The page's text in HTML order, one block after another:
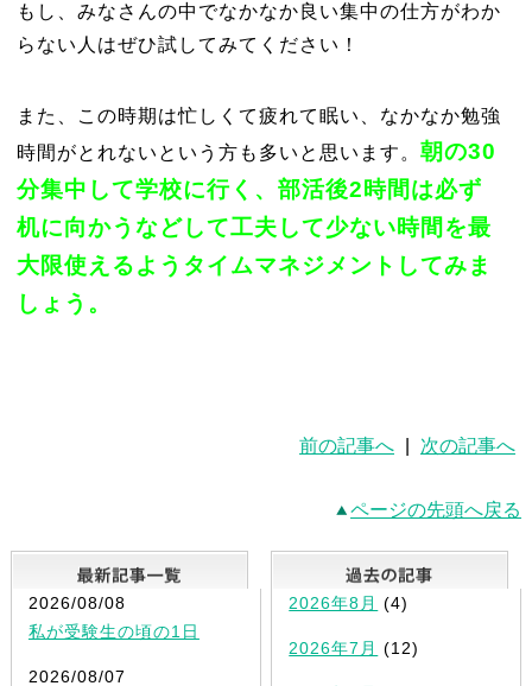
もし、みなさんの中でなかなか良い集中の仕方がわか
らない人はぜひ試してみてください！
また、この時期は忙しくて疲れて眠い、なかなか勉強
時間がとれないという方も多いと思います。 朝の30
分集中して学校に行く、部活後2時間は必ず
机に向かうなどして工夫して少ない時間を最
大限使えるようタイムマネジメントしてみま
しょう。
前の記事へ 次の記事へ
ページの先頭へ戻る
最新記事一覧
2026/08/08
私が受験生の頃の1日
2026/08/07
2026年8月 (4)
2026年7月 (12)